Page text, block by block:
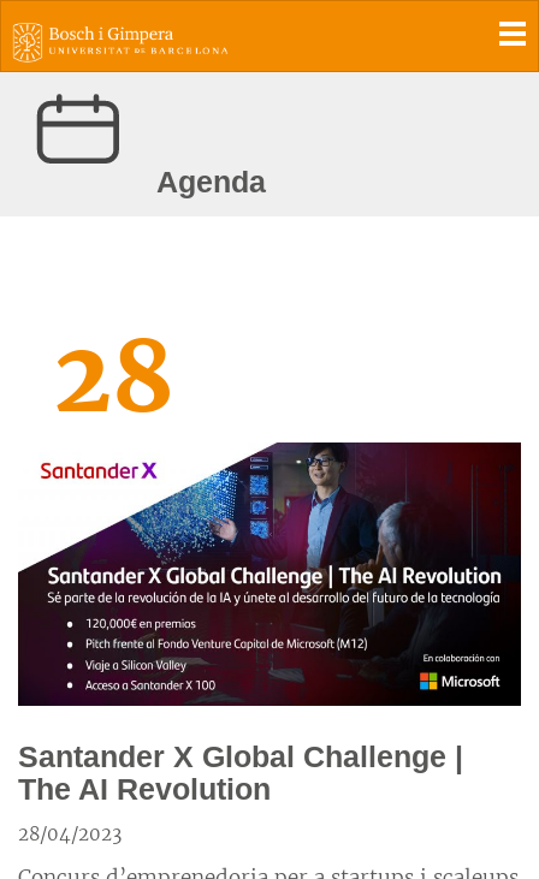
Agenda
28
Santander X Global Challenge |
The AI Revolution
28/04/2023